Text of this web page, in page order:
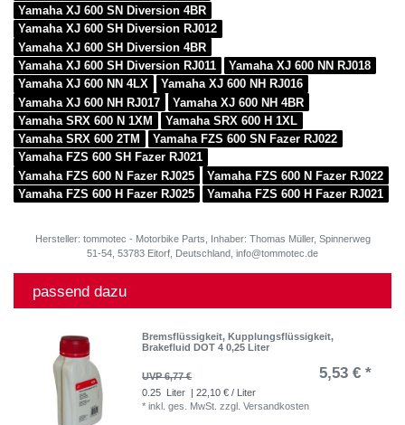
Yamaha XJ 600 SN Diversion 4BR
Yamaha XJ 600 SH Diversion RJ012
Yamaha XJ 600 SH Diversion 4BR
Yamaha XJ 600 SH Diversion RJ011
Yamaha XJ 600 NN RJ018
Yamaha XJ 600 NN 4LX
Yamaha XJ 600 NH RJ016
Yamaha XJ 600 NH RJ017
Yamaha XJ 600 NH 4BR
Yamaha SRX 600 N 1XM
Yamaha SRX 600 H 1XL
Yamaha SRX 600 2TM
Yamaha FZS 600 SN Fazer RJ022
Yamaha FZS 600 SH Fazer RJ021
Yamaha FZS 600 N Fazer RJ025
Yamaha FZS 600 N Fazer RJ022
Yamaha FZS 600 H Fazer RJ025
Yamaha FZS 600 H Fazer RJ021
Hersteller: tommotec - Motorbike Parts, Inhaber: Thomas Müller, Spinnerweg
51-54, 53783 Eitorf, Deutschland, info@tommotec.de
passend dazu
Bremsflüssigkeit, Kupplungsflüssigkeit,
Brakefluid DOT 4 0,25 Liter
UVP 6,77 € 5,53 € *
0.25 Liter | 22,10 € / Liter
*inkl. ges. MwSt. zzgl.Versandkosten